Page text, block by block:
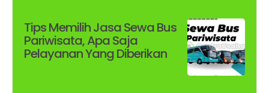
Tips Memilih Jasa Sewa Bus
Pariwisata, Apa Saja
Pelayanan Yang Diberikan